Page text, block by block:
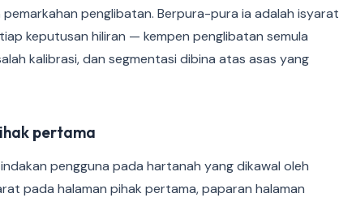
penglibatan. Berpura-pura ia adalah isyarat
keputusan hiliran — kempen penglibatan semula
kalibrasi, dan segmentasi dibina atas asas yang
pertama
pengguna pada hartanah yang dikawal oleh
pada halaman pihak pertama, paparan halaman